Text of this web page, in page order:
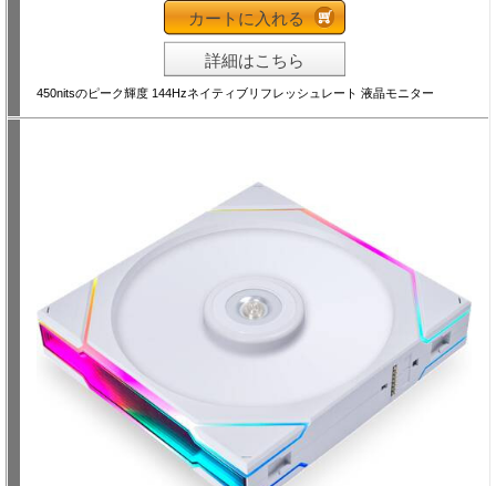
カートに入れる
詳細はこちら
450nitsのピーク輝度 144Hzネイティブリフレッシュレート 液晶モニター